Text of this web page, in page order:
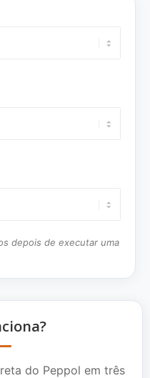
depois de executar uma
do Peppol em três